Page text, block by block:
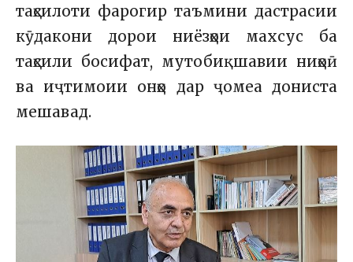
таҳсилоти фарогир таъмини дастрасии
кӯдакони дорои ниёзҳои махсус ба
таҳсили босифат, мутобиқшавии ниҳоӣ
ва иҷтимоии онҳо дар ҷомеа дониста
мешавад.